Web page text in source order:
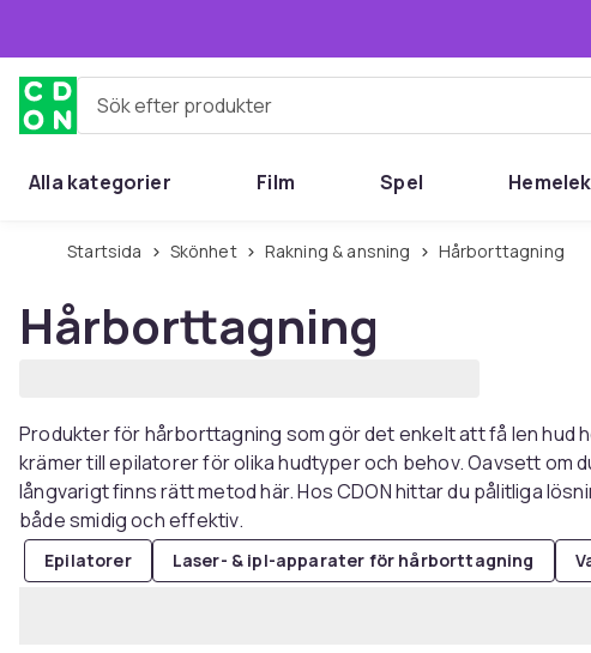
Sök efter produkter
Alla kategorier Film Spel
Startsida Skönhet Rakning & ansning Hårborttagning
Hårborttagning
Produkter för hårborttagning som gör det enkelt att få len hud
krämer till epilatorer för olika hudtyper och behov. Oavsett om
långvarigt finns rätt metod här. Hos CDON hittar du pålitliga
både smidig och effektiv.
Epilatorer Laser- & ipl-apparater för hårborttagning